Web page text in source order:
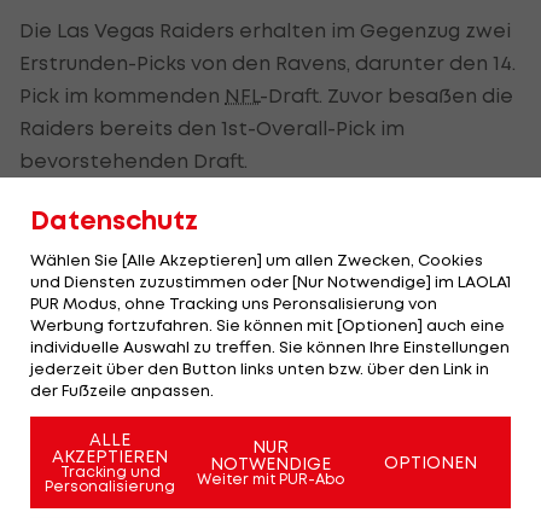
Die Las Vegas Raiders erhalten im Gegenzug zwei
Erstrunden-Picks von den Ravens, darunter den 14.
Pick im kommenden NFL -Draft. Zuvor besaßen die
Raiders bereits den 1st-Overall-Pick im
bevorstehenden Draft.
Der 28-jährige Crosby, ein fünfmaliger Pro-Bowl-
zehn Sacks und erreichte damit zum vierten Mal
in seiner siebenjährigen Karriere die zweistellige
Marke.
Die 30 größten Monster-Verträge der
NFL
Datenschutz
Wählen Sie [Alle Akzeptieren] um allen Zwecken, Cookies
und Diensten zuzustimmen oder [Nur Notwendige] im LAOLA1
PUR Modus, ohne Tracking uns Peronsalisierung von
Werbung fortzufahren. Sie können mit [Optionen] auch eine
individuelle Auswahl zu treffen. Sie können Ihre Einstellungen
jederzeit über den Button links unten bzw. über den Link in
der Fußzeile anpassen.
ALLE
AKZEPTIEREN
Tracking und
Personalisierung
NUR
NOTWENDIGE
Weiter mit PUR-Abo
OPTIONEN